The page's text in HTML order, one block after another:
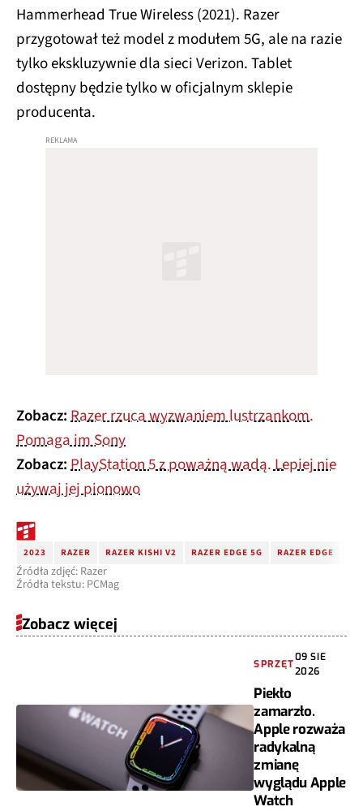
Hammerhead True Wireless (2021). Razer
przygotował też model z modułem 5G, ale na razie
tylko ekskluzywnie dla sieci Verizon. Tablet
dostępny będzie tylko w oficjalnym sklepie
producenta.
Zobacz:Razer rzuca wyzwaniem lustrzankom.
Pomaga im Sony
Zobacz:PlayStation 5 z poważną wadą. Lepiej nie
używaj jej pionowo
2023 RAZER RAZER KISHI V2 RAZER EDGE 5G RAZER EDGE
Źródła zdjęć: Razer
Źródła tekstu: PCMag
Zobacz więcej
SPRZĘT
09 SIE
2026
Piekło
zamarzło.
Apple rozważa
radykalną
zmianę
wyglądu Apple
Watch